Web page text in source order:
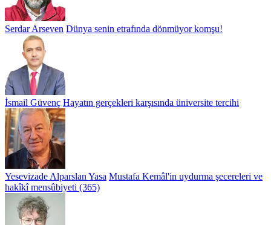
Serdar Arseven Dünya senin etrafında dönmüyor komşu!
İsmail Güvenç Hayatın gerçekleri karşısında üniversite tercihi
Yesevizade Alparslan Yasa Mustafa Kemâl'in uydurma şecereleri ve
hakîkî mensûbiyeti (365)